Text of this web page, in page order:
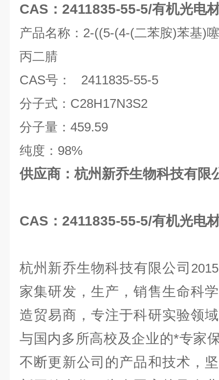
CAS：2411835-55-5/有机光电
产品名称： 2-((5-(4-(二苯胺)苯基)
丙二腈
CAS号：
2411835-55-5
分子式： C28H17N3S2
分子量： 459.59
纯度： 98%
供应商：杭州新乔生物科技有限
CAS：2411835-55-5/有机光电
杭州新乔生物科技有限公司 2015
家集研发，生产，销售生命科
造贸易商，专注于科研实验领
与国内多所高校及企业的*专家
不断更新公司的产品和技术，